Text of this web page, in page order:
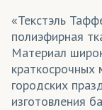
«Текстэль
полиэфирная
Материал
краткосрочных
городских
изготовления